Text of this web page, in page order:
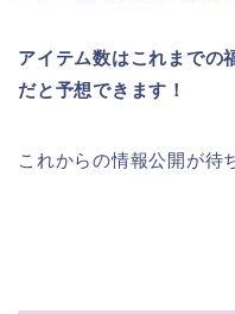
アイテム数はこれまでの
だと予想できます！
これからの情報公開が待